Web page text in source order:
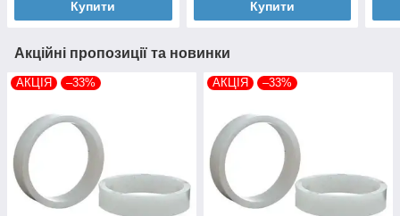
Купити Купити
Акційні пропозиції та новинки
АКЦІЯ –33% АКЦІЯ –33%